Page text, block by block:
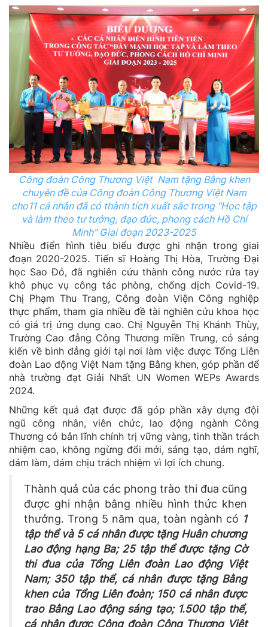
Công đoàn Công Thương Việt Nam tặng Bằng khen
chuyên đề của Công đoàn Công Thương Việt Nam
cho11 cá nhân đã có thành tích xuất sắc trong "Học tập
và làm theo tư tưởng, đạo đức, phong cách Hồ Chí
Minh" Giai đoạn 2023-2025
Nhiều điển hình tiêu biểu được ghi nhận trong giai
đoạn 2020-2025. Tiến sĩ Hoàng Thị Hòa, Trường Đại
học Sao Đỏ, đã nghiên cứu thành công nước rửa tay
khô phục vụ công tác phòng, chống dịch Covid-19.
Chị Phạm Thu Trang, Công đoàn Viện Công nghiệp
thực phẩm, tham gia nhiều đề tài nghiên cứu khoa học
có giá trị ứng dụng cao. Chị Nguyễn Thị Khánh Thùy,
Trường Cao đẳng Công Thương miền Trung, có sáng
kiến về bình đẳng giới tại nơi làm việc được Tổng Liên
đoàn Lao động Việt Nam tặng Bằng khen, góp phần để
nhà trường đạt Giải Nhất UN Women WEPs Awards
2024.
Những kết quả đạt được đã góp phần xây dựng đội
ngũ công nhân, viên chức, lao động ngành Công
Thương có bản lĩnh chính trị vững vàng, tinh thần trách
nhiệm cao, không ngừng đổi mới, sáng tạo, dám nghĩ,
dám làm, dám chịu trách nhiệm vì lợi ích chung.
Thành quả của các phong trào thi đua cũng
được ghi nhận bằng nhiều hình thức khen
thưởng. Trong 5 năm qua, toàn ngành có 1
tập thể và 5 cá nhân được tặng Huân chương
Lao động hạng Ba; 25 tập thể được tặng Cờ
thi đua của Tổng Liên đoàn Lao động Việt
Nam; 350 tập thể, cá nhân được tặng Bằng
khen của Tổng Liên đoàn; 150 cá nhân được
trao Bằng Lao động sáng tạo; 1.500 tập thể,
cá nhân được Công đoàn Công Thương Việt